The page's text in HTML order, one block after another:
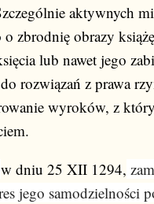
aktywnych
zbrodnię obrazy
lub nawet jego
rozwiązań z prawa
wyroków, z
w dniu 25 XII 1294,
jego samodzielności